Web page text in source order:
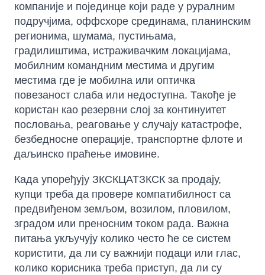
компаније и појединце који раде у руралним
подручјима, оффсхоре срединама, планинским
регионима, шумама, пустињама,
градилиштима, истраживачким локацијама,
мобилним командним местима и другим
местима где је мобилна или оптичка
повезаност слаба или недоступна. Такође је
користан као резервни слој за континуитет
пословања, реаговање у случају катастрофе,
безбедносне операције, транспортне флоте и
даљинско праћење имовине.
Када упоређују ЗКСКЦАТЗКСК за продају,
купци треба да провере компатибилност са
предвиђеном земљом, возилом, пловилом,
зградом или преносним током рада. Важна
питања укључују колико често ће се систем
користити, да ли су важнији подаци или глас,
колико корисника треба приступ, да ли су